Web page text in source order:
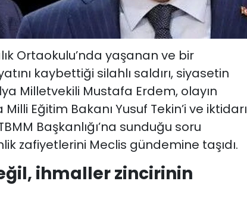
Ortaokulu’nda yaşanan ve bir
kaybettiği silahlı saldırı, siyasetin
Milletvekili Mustafa Erdem, olayın
Eğitim Bakanı Yusuf Tekin’i ve iktidarı
Başkanlığı’na sunduğu soru
zafiyetlerini Meclis gündemine taşıdı.
ihmaller zincirinin